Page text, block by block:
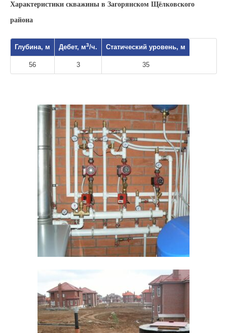
Характеристики скважины в Загорянском Щёлковского
района
Глубина, м Дебет, м3/ч. Статический уровень, м
56 3 35